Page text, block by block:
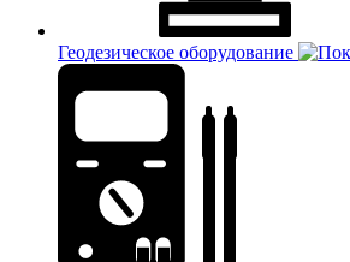
Геодезическое оборудование